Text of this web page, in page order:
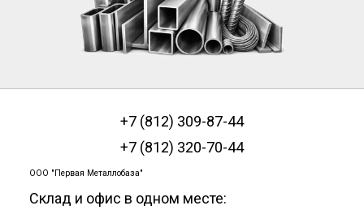
+7 (812) 309-87-44
+7 (812) 320-70-44
ООО "Первая Металлобаза"
Склад и офис в одном месте: